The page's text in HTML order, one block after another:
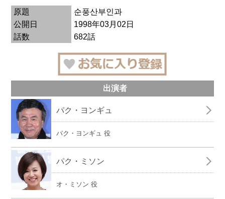
原題
순풍산부인과
公開日
1998年03月02日
話数
682話
出演者
パク・ヨンギュ
パク・ヨンギュ 役
パク・ミソン
オ・ミソン 役